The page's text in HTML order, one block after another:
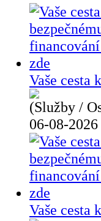
Vaše cesta
(Služby /
06-08-2026
Vaše cesta